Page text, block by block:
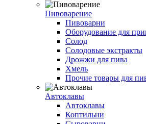
Пивоварение
Пивоварни
Оборудование для
Солод
Солодовые экстракты
Дрожжи для пива
Хмель
Прочие товары для
Автоклавы
Автоклавы
Коптильни